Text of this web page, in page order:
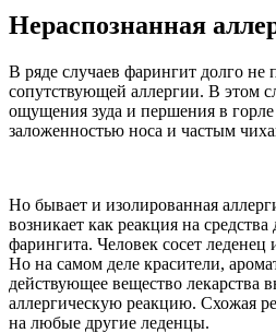
Нераспознанная
В ряде случаев фарингит долго не
сопутствующей аллергии. В этом
ощущения зуда и першения в горле
заложенностью носа и частым
Но бывает и изолированная
возникает как реакция на средства
фарингита. Человек сосет леденец
Но на самом деле красители,
действующее вещество лекарства
аллергическую реакцию. Схожая
на любые другие леденцы.